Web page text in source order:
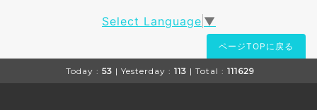
Select Language ▼
ページTOPに戻る
Today : 53 | Yesterday : 113 | Total : 111629